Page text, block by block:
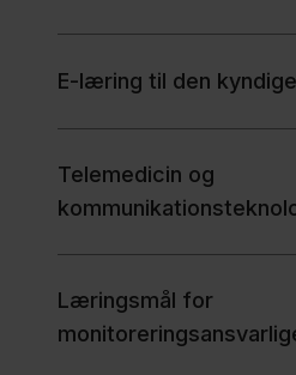
E-læring til den kyndige
Telemedicin og
Læringsmål for